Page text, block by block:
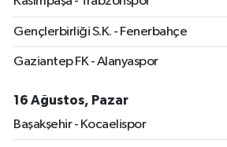
Gençlerbirliği S.K. - Fenerbahçe
Gaziantep FK - Alanyaspor
16 Ağustos, Pazar
Başakşehir - Kocaelispor